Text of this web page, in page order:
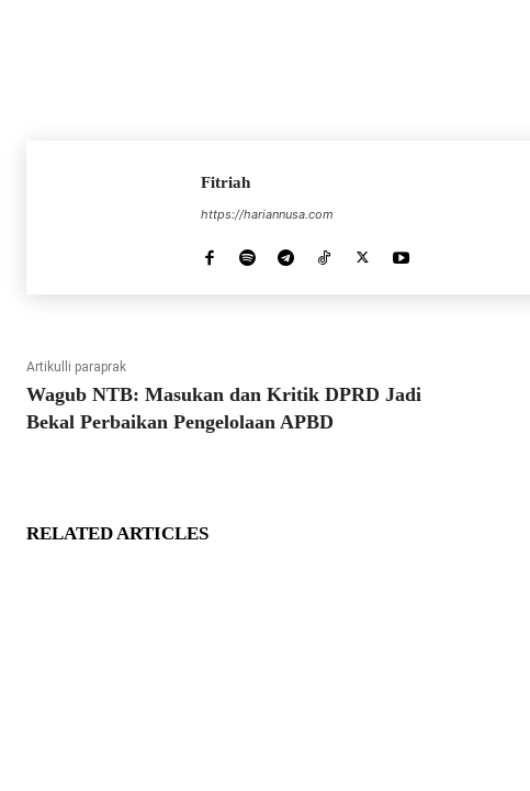
Fitriah
https://hariannusa.com
Artikulli paraprak
Wagub NTB: Masukan dan Kritik DPRD Jadi
Bekal Perbaikan Pengelolaan APBD
RELATED ARTICLES